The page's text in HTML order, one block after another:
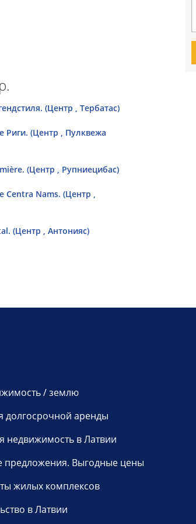
(Центр , Тербатас)
Риги. (Центр , Пулквежа
(Центр , Рупниецибас)
Centra Nams. (Центр ,
(Центр , Антонияс)
/ землю
долгосрочной аренды
недвижимость в Латвии
предложения. Выгодные цены
жилых комплексов
в Латвии